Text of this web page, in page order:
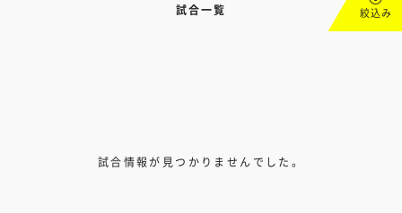
試合一覧 絞込み
試合情報が見つかりませんでした。